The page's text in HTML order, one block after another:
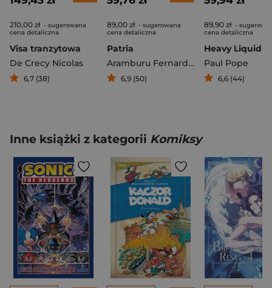
210,00 zł - sugerowana
cena detaliczna
Visa tranzytowa
De Crecy Nicolas
6,7 (38)
89,00 zł - sugerowana
cena detaliczna
Patria
Aramburu Fernardo
Fejzula Toni
6,9 (50)
89,90 zł -
cena detaliczna
Heavy Liquid
Paul Pope
6,6 (44)
Inne książki z kategorii Komiksy